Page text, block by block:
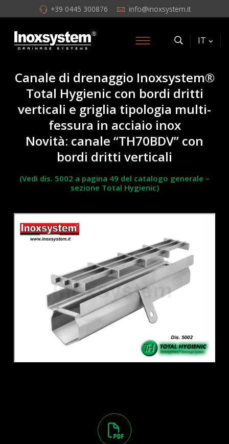
+39 0445 300876 info@inoxsystem.it
IT
Canale di drenaggio Inoxsystem®
Total Hygienic con bordi dritti
verticali e griglia tipologia multi-
fessura in acciaio inox
Novità: canale “TH70BDV” con
bordi dritti verticali
(Vedi dis. 5002 a pagina 49 del catalogo generale –
sezione Total Hygienic)